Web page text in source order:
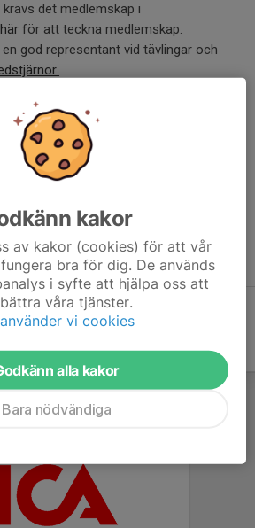
det medlemskap i
för att teckna medlemskap.
god representant vid tävlingar och
1 500 kr i anmälningsavgift per lag
rabatt på startavgiften vid 1* tävlingar
kommande tävlingsår!
kakor
av kakor (cookies) för att vår
bra för dig. De används
i syfte att hjälpa oss att
våra tjänster.
vi cookies
alla kakor
Bara nödvändiga